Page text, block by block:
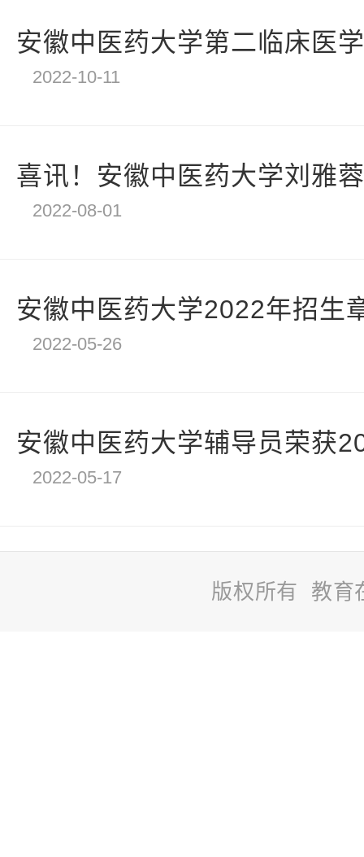
安徽中医药大学第二临床医
2022-10-11
喜讯！安徽中医药大学刘雅
2022-08-01
安徽中医药大学2022年招生
2022-05-26
安徽中医药大学辅导员荣获
2022-05-17
版权所有 教育